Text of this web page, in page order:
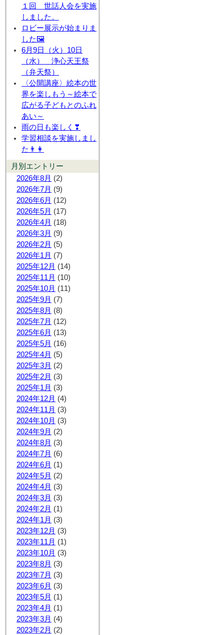
１回 世話人会を実施
しました。
ロビー展示が始まりま
した🖼
6月9日（火）10日
（水） 浄心天王祭
（弁天祭）
〈公開講座〉絵本の世
界を楽しもう～絵本で
広がる子どもとのふれ
あい～
雨の日も楽しく❣
学習相談を実施しまし
た👨👩
月別エントリー
2026年8月 (2)
2026年7月 (9)
2026年6月 (12)
2026年5月 (17)
2026年4月 (18)
2026年3月 (9)
2026年2月 (5)
2026年1月 (7)
2025年12月 (14)
2025年11月 (10)
2025年10月 (11)
2025年9月 (7)
2025年8月 (8)
2025年7月 (12)
2025年6月 (13)
2025年5月 (16)
2025年4月 (5)
2025年3月 (2)
2025年2月 (3)
2025年1月 (3)
2024年12月 (4)
2024年11月 (3)
2024年10月 (3)
2024年9月 (2)
2024年8月 (3)
2024年7月 (6)
2024年6月 (1)
2024年5月 (2)
2024年4月 (3)
2024年3月 (3)
2024年2月 (1)
2024年1月 (3)
2023年12月 (3)
2023年11月 (1)
2023年10月 (3)
2023年8月 (3)
2023年7月 (3)
2023年6月 (3)
2023年5月 (1)
2023年4月 (1)
2023年3月 (4)
2023年2月 (2)